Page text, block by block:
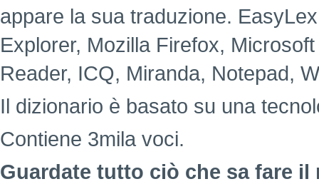
appare la sua traduzione.
Explorer, Mozilla Firefox,
Reader, ICQ, Miranda, Notepad,
Il dizionario è basato su una
Contiene 3mila voci.
Guardate tutto ciò che sa fare